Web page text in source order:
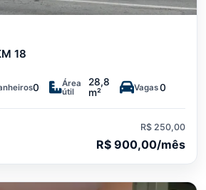
18
0
Área
útil
28,8
m²
Vagas0
R$ 250,00
R$ 900,00/mês